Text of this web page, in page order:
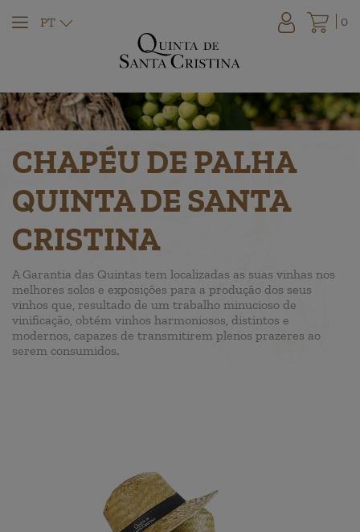
PT 0
CHAPÉU DE PALHA
QUINTA DE SANTA
CRISTINA
A Garantia das Quintas tem localizadas as suas vinhas nos
melhores solos e exposições para a produção dos seus
vinhos que, resultado de um trabalho minucioso de
vinificação, obtém vinhos harmoniosos, distintos e
modernos, capazes de transmitirem plenos prazeres ao
serem consumidos.